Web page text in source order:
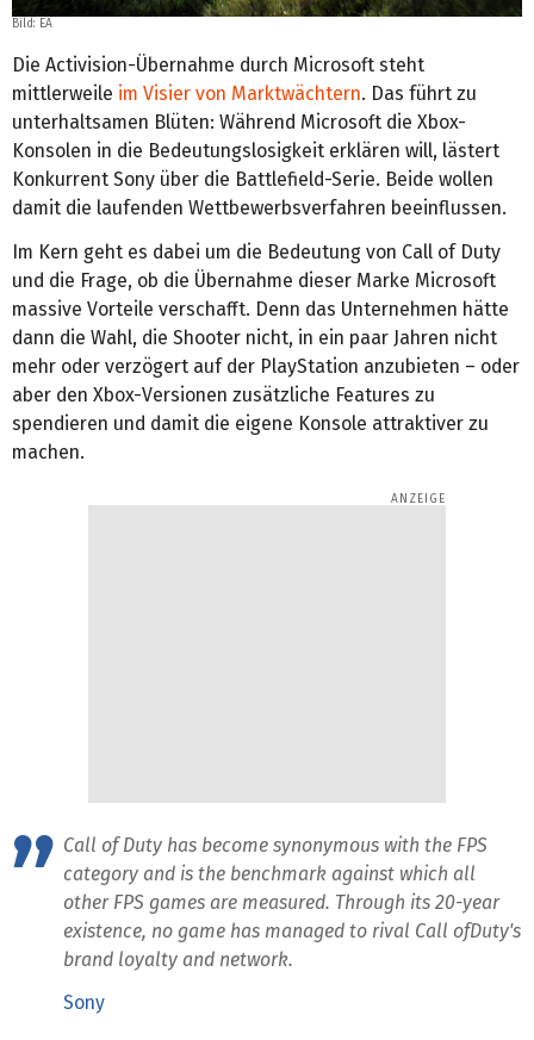
Bild: EA
Die Activision-Übernahme durch Microsoft steht
mittlerweile im Visier von Marktwächtern. Das führt zu
unterhaltsamen Blüten: Während Microsoft die Xbox-
Konsolen in die Bedeutungslosigkeit erklären will, lästert
Konkurrent Sony über die Battlefield-Serie. Beide wollen
damit die laufenden Wettbewerbsverfahren beeinflussen.
Im Kern geht es dabei um die Bedeutung von Call of Duty
und die Frage, ob die Übernahme dieser Marke Microsoft
massive Vorteile verschafft. Denn das Unternehmen hätte
dann die Wahl, die Shooter nicht, in ein paar Jahren nicht
mehr oder verzögert auf der PlayStation anzubieten – oder
aber den Xbox-Versionen zusätzliche Features zu
spendieren und damit die eigene Konsole attraktiver zu
machen.
Call of Duty has become synonymous with the FPS
category and is the benchmark against which all
other FPS games are measured. Through its 20-year
existence, no game has managed to rival Call ofDuty's
brand loyalty and network.
Sony